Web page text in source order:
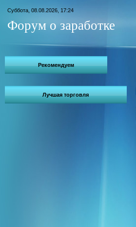
Суббота, 08.08.2026, 17:24
Форум о заработке
Рекомендуем
Лучшая торговля